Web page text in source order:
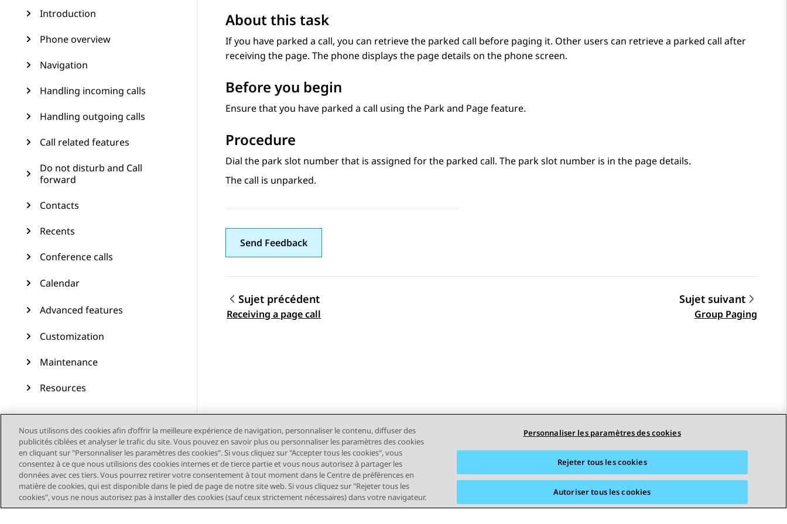
Introduction
Phone overview
Navigation
Handling incoming calls
Handling outgoing calls
Call related features
Do not disturb and Call
forward
Contacts
Recents
Conference calls
Calendar
Advanced features
Customization
Maintenance
Resources
About this task
If you have parked a call, you can retrieve the parked call before paging it. Other users can retrieve a parked call after
receiving the page. The phone displays the page details on the phone screen.
Before you begin
Ensure that you have parked a call using the Park and Page feature.
Procedure
Dial the park slot number that is assigned for the parked call. The park slot number is in the page details.
The call is unparked.
Send Feedback
Navigation par sujet
Sujet précédent
Receiving a page call
Sujet suivant
Group Paging
STAY CONNECTED
Nous utilisons des cookies afin d’offrir la meilleure expérience de navigation, personnaliser le contenu, diffuser des
publicités ciblées et analyser le trafic du site. Vous pouvez en savoir plus ou personnaliser les paramètres des cookies
en cliquant sur "Personnaliser les paramètres des cookies". Si vous cliquez sur "Accepter tous les cookies", vous
consentez à ce que nous utilisions des cookies internes et de tierce partie et vous nous autorisez à partager les
données avec ces tiers. Vous pourrez retirer votre consentement à tout moment dans le Centre de préférences en
matière de cookies, qui est disponible dans le pied de page de notre site web. Si vous cliquez sur "Rejeter tous les
cookies", vous ne nous autorisez pas à installer des cookies (sauf ceux strictement nécessaires) dans votre navigateur.
Personnaliser les paramètres des cookies
Rejeter tous les cookies
Autoriser tous les cookies